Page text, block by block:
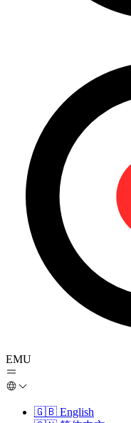
EMU
🇬🇧 English